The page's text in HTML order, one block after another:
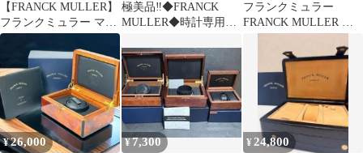
【FRANCK MULLER】
フランクミュラー マス
タースクエア 6002S QZ
ステンレススチール×ク
ロコダイル ピンク クオ
ーツ アナログ表示 レデ
ィース シルバー文字盤
腕時計
極美品‼︎◆FRANCK
MULLER◆時計専用ケ
小物入れ
フランクミュラー
FRANCK MULLER 腕
クエア 6000 H用 クロコ
バンド クロコダイル ピ
ンク 未使用 純正 替え
ベルト マット 26mm ピ
ンク 【中古】
¥26,000 ¥7,300 ¥ 24,800